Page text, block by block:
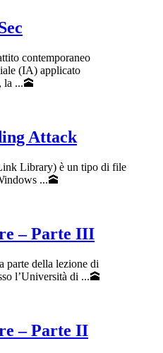
contemporaneo
(IA) applicato
la ...🕋
Attack
Library) è un tipo di file
...🕋
– Parte III
parte della lezione di
l’Università di ...🕋
– Parte II